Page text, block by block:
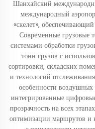
Шанхайский
международный
«скелет»,
Современные грузовые
системами обработки
тонн грузов с
сортировки, складских
и технологий
особенности
интегрированные
прозрачность на всех
оптимизации маршрутов и